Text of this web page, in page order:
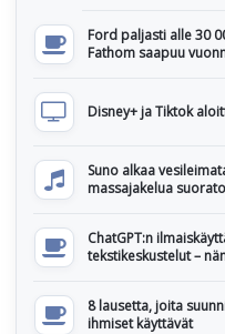
Ford paljasti alle 30
Fathom saapuu
Disney+ ja Tiktok
Suno alkaa
massajakelua
ChatGPT:n
tekstikeskustelut –
8 lausetta, joita
ihmiset käyttävät